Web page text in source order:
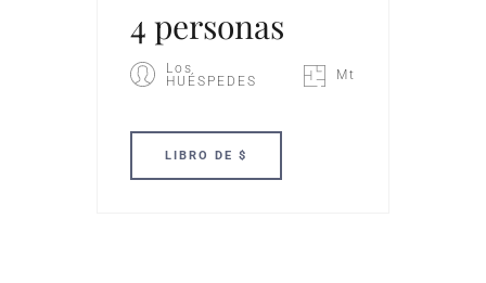
4 personas
Los
HUÉSPEDES
Mt
LIBRO DE $